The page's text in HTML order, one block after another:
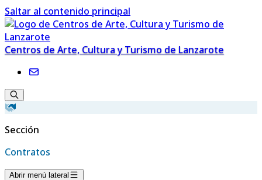
Saltar al contenido principal
Centros de Arte, Cultura y Turismo de Lanzarote
Sección
Contratos
Abrir menú lateral